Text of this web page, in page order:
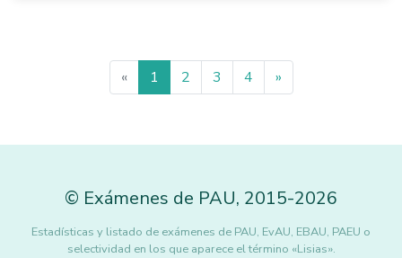
« 1 2 3 4 »
© Exámenes de PAU, 2015-2026
Estadísticas y listado de exámenes de PAU, EvAU, EBAU, PAEU o
selectividad en los que aparece el término «Lisias».